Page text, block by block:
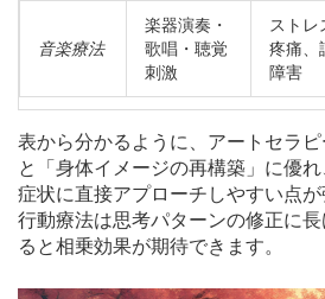
音楽療法
楽器演奏・
歌唱・聴覚
刺激
ストレ
疼痛、
障害
表から分かるように、アートセラピ
と「身体イメージの再構築」に優
症状に直接アプローチしやすい点
行動療法は思考パターンの修正に
ると相乗効果が期待できます。